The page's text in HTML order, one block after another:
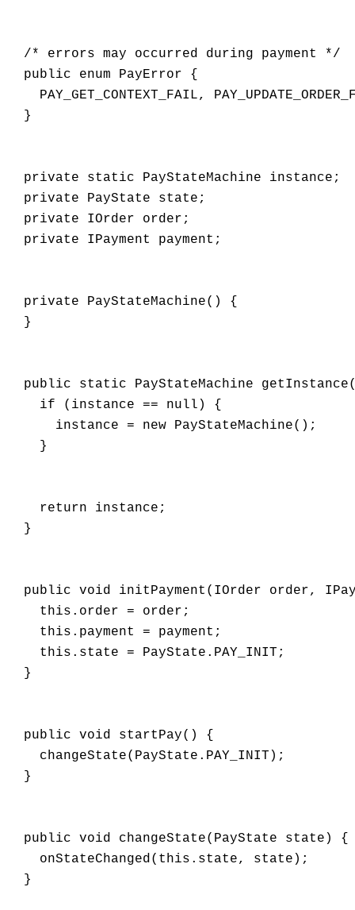
  /* errors may occurred during payment */
  public enum PayError {
PAY_GET_CONTEXT_FAIL,
  }
  private static PayStateMachine instance;
  private PayState state;
  private IOrder order;
  private IPayment payment;
  private PayStateMachine() {
  }
public static PayStateMachine
    if (instance == null) {
      instance = new PayStateMachine();
    }
    return instance;
  }
public void initPayment(IOrder order,
    this.order = order;
    this.payment = payment;
    this.state = PayState.PAY_INIT;
  }
  public void startPay() {
    changeState(PayState.PAY_INIT);
  }
  public void changeState(PayState state) {
    onStateChanged(this.state, state);
  }